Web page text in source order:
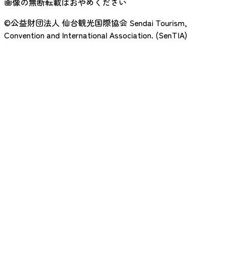
©公益財団法人 仙台観光国際協会 Sendai Tourism,
Convention and International Association. (SenTIA)